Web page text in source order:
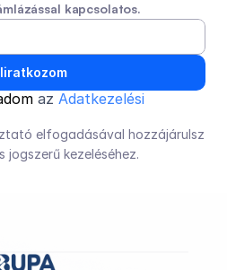
kapcsolatos.
az Adatkezelési
elfogadásával hozzájárulsz
kezeléséhez.